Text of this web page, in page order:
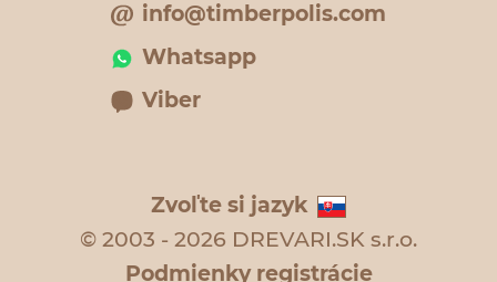
info@timberpolis.com
Whatsapp
Viber
Zvoľte si jazyk
© 2003 - 2026 DREVARI.SK s.r.o.
Podmienky registrácie